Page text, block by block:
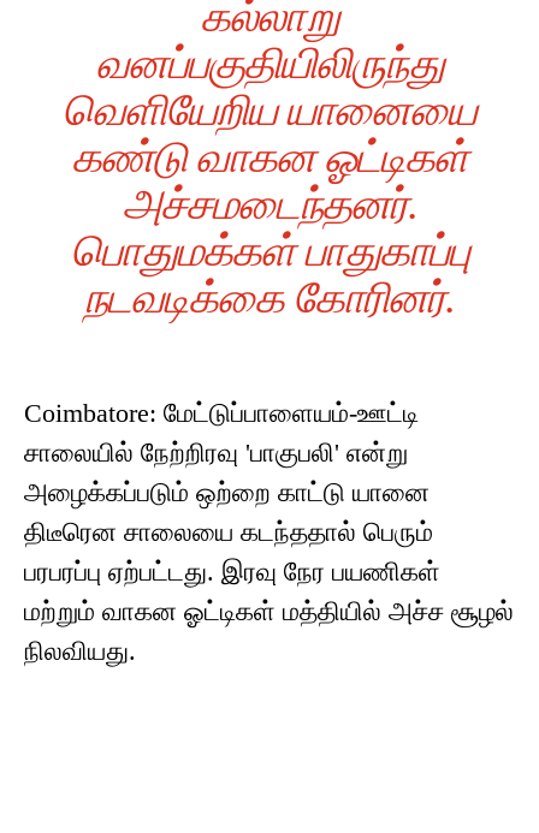
கல்லாறு
வனப்பகுதியிலிருந்து
வெளியேறிய யானையை
கண்டு வாகன ஓட்டிகள்
அச்சமடைந்தனர்.
பொதுமக்கள் பாதுகாப்பு
நடவடிக்கை கோரினர்.
Coimbatore: மேட்டுப்பாளையம்-ஊட்டி
சாலையில் நேற்றிரவு 'பாகுபலி' என்று
அழைக்கப்படும் ஒற்றை காட்டு யானை
திடீரென சாலையை கடந்ததால் பெரும்
பரபரப்பு ஏற்பட்டது. இரவு நேர பயணிகள்
மற்றும் வாகன ஓட்டிகள் மத்தியில் அச்ச சூழல்
நிலவியது.